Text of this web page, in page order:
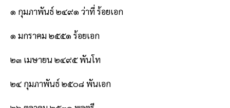
๑ กุมภาพันธ์ ๒๔๙๑ ว่าที่ ร้อยเอก
๑ มกราคม ๒๕๕๑ ร้อยเอก
๒๓ เมษายน ๒๔๙๕ พันโท
๒๔ กุมภาพันธ์ ๒๕๐๘ พันเอก